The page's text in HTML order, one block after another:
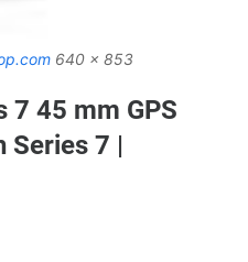
640 x 853
7 45 mm GPS
Series 7 |